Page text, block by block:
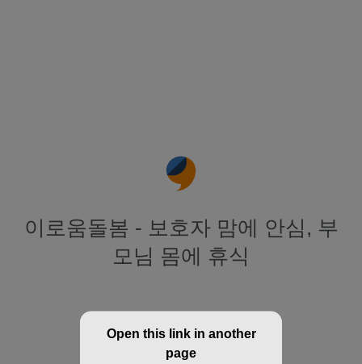
이로움돌봄 - 보호자 맘에 안심, 부
모님 몸에 휴식